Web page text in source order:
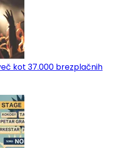
kot 37.000 brezplačnih